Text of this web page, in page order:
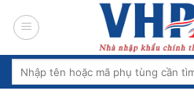
Search